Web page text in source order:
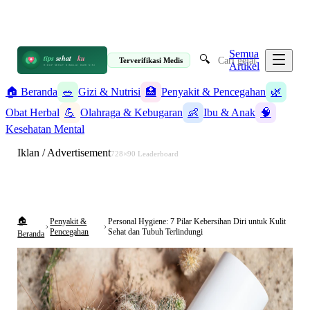
tipssehat ku
HIDUP SEHAT DIMULAI DARI SINI
Terverifikasi Medis 🔍
Semua
Artikel
🏠 Beranda 🥗 Gizi & Nutrisi 🏥 Penyakit & Pencegahan 🌿
Obat Herbal 💪 Olahraga & Kebugaran 👶 Ibu & Anak 🧠
Kesehatan Mental
Iklan / Advertisement728×90 Leaderboard
🏠
Beranda
Penyakit &
Pencegahan
Personal Hygiene: 7 Pilar Kebersihan Diri untuk Kulit
Sehat dan Tubuh Terlindungi